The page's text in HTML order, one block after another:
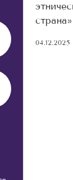
04.12.2025